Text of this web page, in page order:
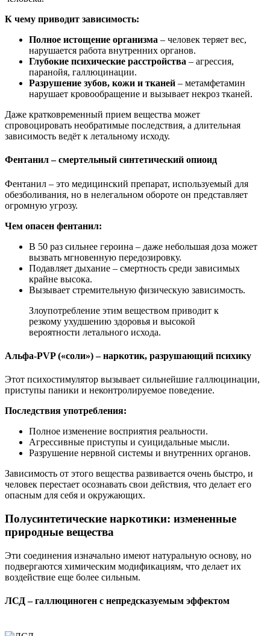
К чему приводит зависимость:
Полное истощение организма – человек теряет вес,
нарушается работа внутренних органов.
Глубокие психические расстройства – агрессия,
паранойя, галлюцинации.
Разрушение зубов, кожи и тканей – метамфетамин
нарушает кровообращение и вызывает некроз тканей.
Даже кратковременный прием вещества может
спровоцировать необратимые последствия, а длительная
зависимость ведёт к летальному исходу.
Фентанил – смертельный синтетический опиоид
Фентанил – это медицинский препарат, используемый для
обезболивания, но в нелегальном обороте он представляет
огромную угрозу.
Чем опасен фентанил:
В 50 раз сильнее героина – даже небольшая доза может
вызвать мгновенную передозировку.
Подавляет дыхание – смертность среди зависимых
крайне высока.
Вызывает стремительную физическую зависимость.
Злоупотребление этим веществом приводит к
резкому ухудшению здоровья и высокой
вероятности летального исхода.
Альфа-PVP («соли») – наркотик, разрушающий психику
Этот психостимулятор вызывает сильнейшие галлюцинации,
приступы паники и неконтролируемое поведение.
Последствия употребления:
Полное изменение восприятия реальности.
Агрессивные приступы и суицидальные мысли.
Разрушение нервной системы и внутренних органов.
Зависимость от этого вещества развивается очень быстро, и
человек перестает осознавать свои действия, что делает его
опасным для себя и окружающих.
Полусинтетические наркотики: измененные
природные вещества
Эти соединения изначально имеют натуральную основу, но
подвергаются химическим модификациям, что делает их
воздействие еще более сильным.
ЛСД – галлюциноген с непредсказуемым эффектом